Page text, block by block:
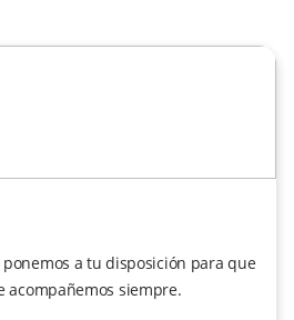
ponemos a tu disposición para que
acompañemos siempre.